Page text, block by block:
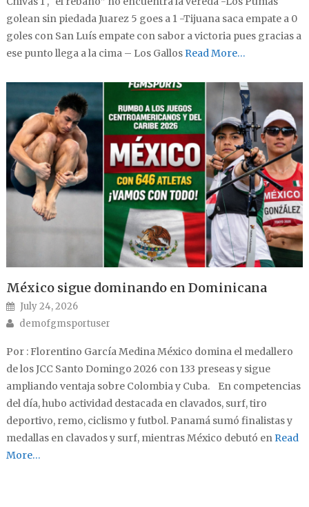
golean sin piedada Juarez 5 goes a 1 -Tijuana saca empate a 0
goles con San Luís empate con sabor a victoria pues gracias a
ese punto llega a la cima – Los GallosRead More…
México sigue dominando en Dominicana
Posted on
July 24, 2026
Author
demofgmsportuser
Por : Florentino García Medina México domina el medallero
de los JCC Santo Domingo 2026 con 133 preseas y sigue
ampliando ventaja sobre Colombia y Cuba. En competencias
del día, hubo actividad destacada en clavados, surf, tiro
deportivo, remo, ciclismo y futbol. Panamá sumó finalistas y
medallas en clavados y surf, mientras México debutó enRead
More…